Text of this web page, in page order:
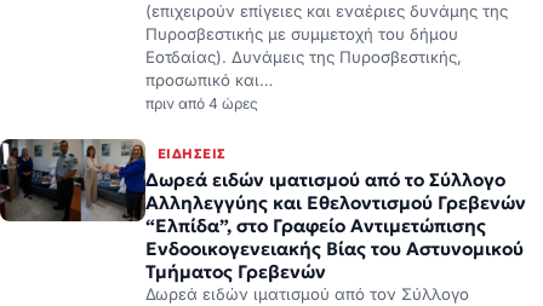
(επιχειρούν επίγειες και εναέριες δυνάμης της
Πυροσβεστικής με συμμετοχή του δήμου
Εοτδαίας). Δυνάμεις της Πυροσβεστικής,
προσωπικό και…
πριν από 4 ώρες
ΕΙΔΉΣΕΙΣ
Δωρεά ειδών ιματισμού από το Σύλλογο
Αλληλεγγύης και Εθελοντισμού Γρεβενών
“Ελπίδα”, στο Γραφείο Αντιμετώπισης
Ενδοοικογενειακής Βίας του Αστυνομικού
Τμήματος Γρεβενών
Δωρεά ειδών ιματισμού από τον Σύλλογο